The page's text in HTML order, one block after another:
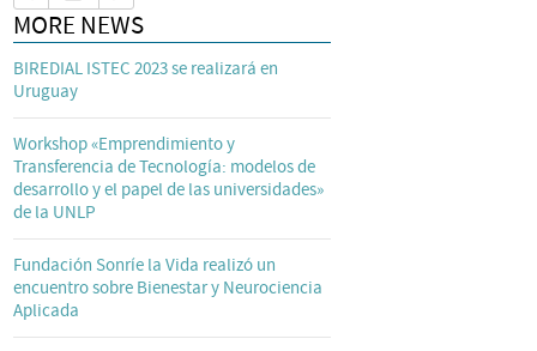
MORE NEWS
BIREDIAL ISTEC 2023 se realizará en
Uruguay
Workshop «Emprendimiento y
Transferencia de Tecnología: modelos de
desarrollo y el papel de las universidades»
de la UNLP
Fundación Sonríe la Vida realizó un
encuentro sobre Bienestar y Neurociencia
Aplicada